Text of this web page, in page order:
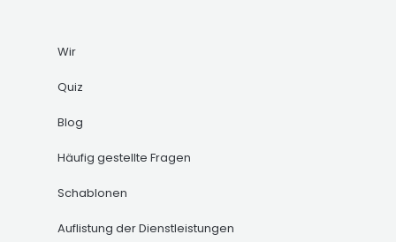
Wir
Quiz
Blog
Häufig gestellte Fragen
Schablonen
Auflistung der Dienstleistungen